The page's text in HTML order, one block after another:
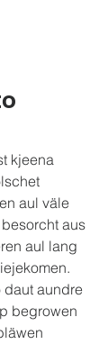
kjeena
aul väle
aus
aul lang
daut aundre
begrowen